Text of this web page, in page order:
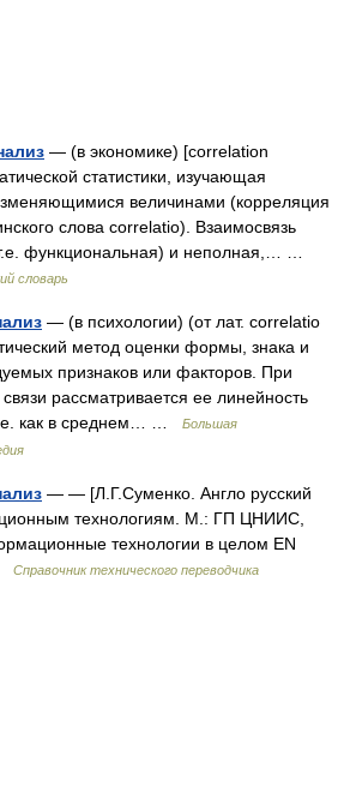
— (в экономике) [correlation
статистики, изучающая
величинами (корреляция
слова correlatio). Взаимосвязь
функциональная) и неполная,… …
словарь
— (в психологии) (от лат. correlatio
метод оценки формы, знака и
признаков или факторов. При
рассматривается ее линейность
е. как в среднем… …
Большая
— — [Л.Г.Суменко. Англо русский
технологиям. М.: ГП ЦНИИС,
технологии в целом EN
Справочник технического переводчика